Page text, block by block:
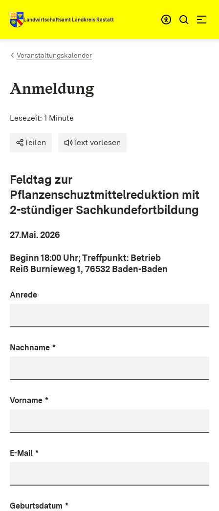
Zum Inhalt springen
Landwirtschaftsamt Landkreis Rastatt
Veranstaltungskalender
Anmeldung
Lesezeit: 1 Minute
Teilen Text vorlesen
Feldtag zur
Pflanzenschuztmittelreduktion mit
2-stündiger Sachkundefortbildung
27.Mai. 2026
Beginn 18:00 Uhr; Treffpunkt: Betrieb
Reiß Burnieweg 1, 76532 Baden-Baden
Anrede
Nachname *
Vorname *
E-Mail *
Geburtsdatum *